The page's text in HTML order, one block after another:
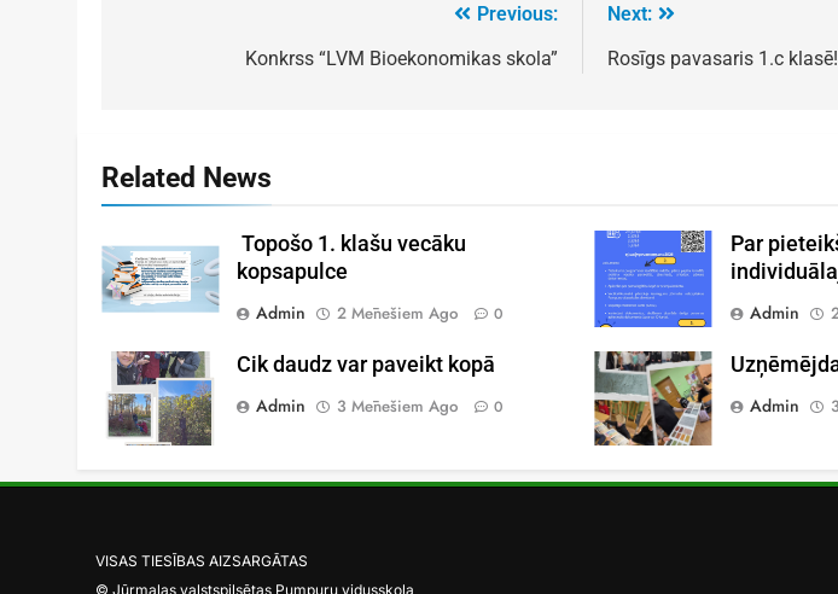
Previous:
Konkrss “LVM Bioekonomikas skola”
Next:
Rosīgs pavasaris 1.c klasē!
Related News
Topošo 1. klašu vecāku
kopsapulce
Admin
2 Mēnešiem Ago 0
Par
Admin
Cik daudz var paveikt kopā
Admin
3 Mēnešiem Ago 0
Admin
VISAS TIESĪBAS AIZSARGĀTAS
© Jūrmalas valstspilsētas Pumpuru vidusskola